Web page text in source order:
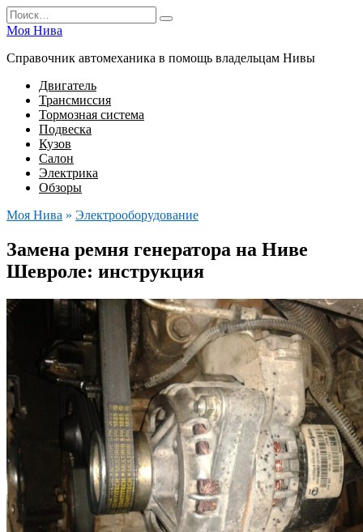
Перейти
к
Search
for:
Моя Нива
Справочник автомеханика в помощь владельцам Нивы
Двигатель
Трансмиссия
Тормозная система
Подвеска
Кузов
Салон
Электрика
Обзоры
Моя Нива » Электрооборудование
Замена ремня генератора на Ниве
Шевроле: инструкция